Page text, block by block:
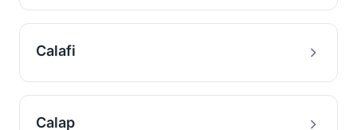
Calafi
Calap